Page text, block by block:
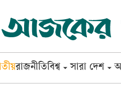
রাজনীতিবিশ্ব সারা দেশ